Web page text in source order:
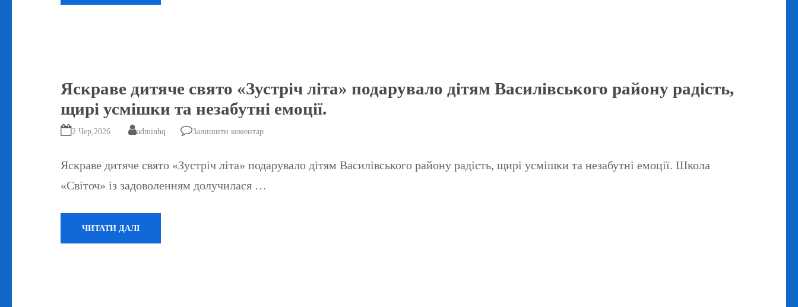
Яскраве дитяче свято «Зустріч літа» подарувало дітям Василівського району радість,
щирі усмішки та незабутні емоції.
2 Чер,2026 adminhq Залишити коментар
Яскраве дитяче свято «Зустріч літа» подарувало дітям Василівського району радість, щирі усмішки та незабутні емоції. Школа
«Світоч» із задоволенням долучилася …
ЧИТАТИ ДАЛІ